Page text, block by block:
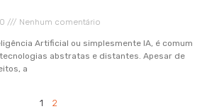
Nenhum comentário
Artificial ou simplesmente IA, é comum
abstratas e distantes. Apesar de
a
1 2